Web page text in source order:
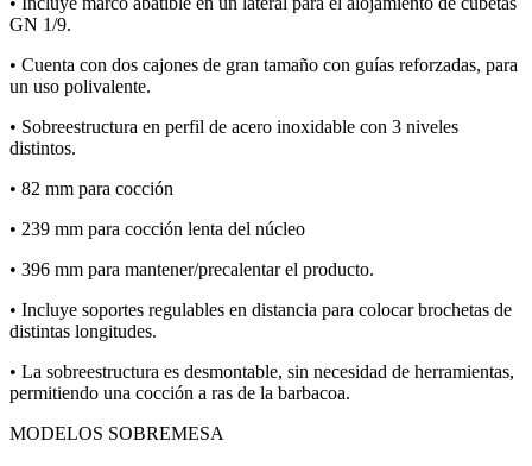
GN 1/9.
• Cuenta con dos cajones de gran tamaño con guías reforzadas, para
un uso polivalente.
• Sobreestructura en perfil de acero inoxidable con 3 niveles
distintos.
• 82 mm para cocción
• 239 mm para cocción lenta del núcleo
• 396 mm para mantener/precalentar el producto.
• Incluye soportes regulables en distancia para colocar brochetas de
distintas longitudes.
• La sobreestructura es desmontable, sin necesidad de herramientas,
permitiendo una cocción a ras de la barbacoa.
MODELOS SOBREMESA